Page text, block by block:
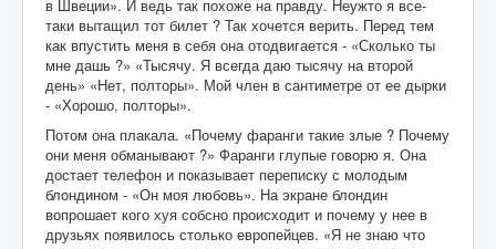
в Швеции». И ведь так похоже на правду. Неужто я все-
таки вытащил тот билет ? Так хочется верить. Перед тем
как впустить меня в себя она отодвигается - «Сколько ты
мне дашь ?» «Тысячу. Я всегда даю тысячу на второй
день» «Нет, полторы». Мой член в сантиметре от ее дырки
- «Хорошо, полторы».
Потом она плакала. «Почему фаранги такие злые ? Почему
они меня обманывают ?» Фаранги глупые говорю я. Она
достает телефон и показывает переписку с молодым
блондином - «Он моя любовь». На экране блондин
вопрошает кого хуя собсно происходит и почему у нее в
друзьях появилось столько европейцев. «Я не знаю что